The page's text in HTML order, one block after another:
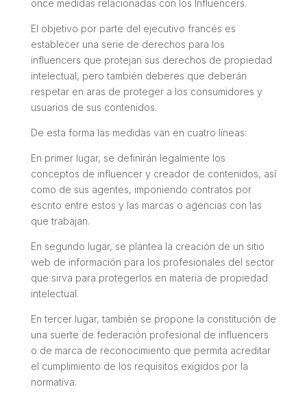
once medidas relacionadas con los Influencers.
El objetivo por parte del ejecutivo francés es
establecer una serie de derechos para los
influencers que protejan sus derechos de propiedad
intelectual, pero también deberes que deberán
respetar en aras de proteger a los consumidores y
usuarios de sus contenidos.
De esta forma las medidas van en cuatro líneas:
En primer lugar, se definirán legalmente los
conceptos de influencer y creador de contenidos, así
como de sus agentes, imponiendo contratos por
escrito entre estos y las marcas o agencias con las
que trabajan.
En segundo lugar, se plantea la creación de un sitio
web de información para los profesionales del sector
que sirva para protegerlos en materia de propiedad
intelectual.
En tercer lugar, también se propone la constitución de
una suerte de federación profesional de influencers
o de marca de reconocimiento que permita acreditar
el cumplimiento de los requisitos exigidos por la
normativa.